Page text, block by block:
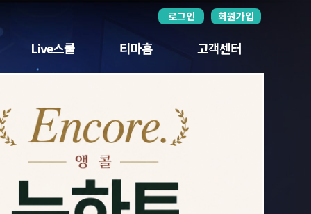
로그인 회원가입
Live스쿨
티오피
핸드레이크
버저비터
절제신공
티마홈 고객센터
서비스 이용안내
무통장입금확인